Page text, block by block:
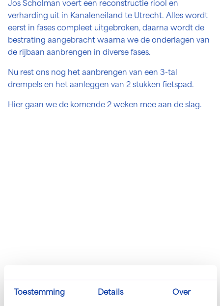
Toestemming Details Over
Jos Scholman voert een reconstructie riool en
verharding uit in Kanaleneiland te Utrecht. Alles wordt
eerst in fases compleet uitgebroken, daarna wordt de
bestrating aangebracht waarna we de onderlagen van
de rijbaan aanbrengen in diverse fases.
Nu rest ons nog het aanbrengen van een 3-tal
drempels en het aanleggen van 2 stukken fietspad.
Hier gaan we de komende 2 weken mee aan de slag.